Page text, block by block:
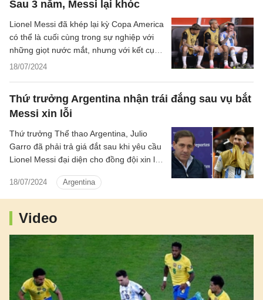
Sau 3 năm, Messi lại khóc
18/07/2024
Lionel Messi đã khép lại kỳ Copa America
có thể là cuối cùng trong sự nghiệp với
những giọt nước mắt, nhưng với kết cục
rất khác mùa hè 3 năm trước tại CLB.
Thứ trưởng Argentina nhận trái đắng sau vụ bắt
Messi xin lỗi
18/07/2024 Argentina
Thứ trưởng Thể thao Argentina, Julio
Garro đã phải trả giá đắt sau khi yêu cầu
Lionel Messi đại diện cho đồng đội xin lỗi
tộc với đội tuyển Pháp.
Video